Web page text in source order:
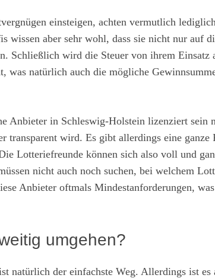
einsteigen, achten vermutlich
wissen aber sehr wohl, dass sie nicht nur auf
Schließlich wird die Steuer von ihrem Einsatz
was natürlich auch die mögliche
Anbieter in Schleswig-Holstein lizenziert sein
transparent wird. Es gibt allerdings eine ganze
Lotteriefreunde können sich also voll und
nicht auch noch suchen, bei welchem
Anbieter oftmals Mindestanforderungen,
umgehen?
natürlich der einfachste Weg. Allerdings ist es